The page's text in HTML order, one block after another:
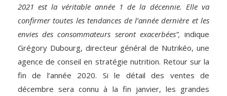
2021 est la véritable année 1 de la décennie. Elle va
confirmer toutes les tendances de l’année dernière et les
envies des consommateurs seront exacerbées”, indique
Grégory Dubourg, directeur général de Nutrikéo, une
agence de conseil en stratégie nutrition. Retour sur la
fin de l’année 2020. Si le détail des ventes de
décembre sera connu à la fin janvier, les grandes